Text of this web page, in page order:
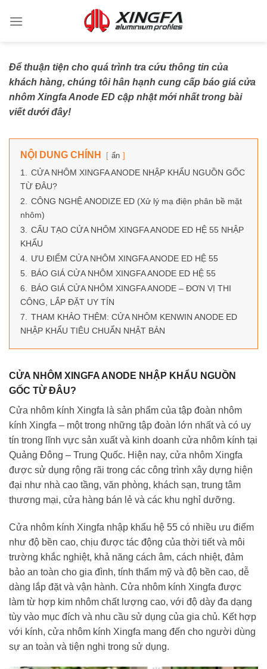
Để thuận tiện cho quá trình tra cứu thông tin của
khách hàng, chúng tôi hân hạnh cung cấp báo giá cửa
nhôm Xingfa Anode ED cập nhật mới nhất trong bài
viết dưới đây!
NỘI DUNG CHÍNH ẩn
1.
CỬA NHÔM XINGFA ANODE NHẬP KHẨU NGUỒN GỐC
TỪ ĐÂU?
2.
CÔNG NGHỆ ANODIZE ED (Xử lý mạ điện phân bề mặt
nhôm)
3.
CẤU TẠO CỬA NHÔM XINGFA ANODE ED HỆ 55 NHẬP
KHẨU
4.
ƯU ĐIỂM CỬA NHÔM XINGFA ANODE ED HỆ 55
5.
BÁO GIÁ CỬA NHÔM XINGFA ANODE ED HỆ 55
6.
BÁO GIÁ CỬA NHÔM XINGFA ANODE – ĐƠN VỊ THI
CÔNG, LẮP ĐẶT UY TÍN
7.
THAM KHẢO THÊM: CỬA NHÔM KENWIN ANODE ED
NHẬP KHẨU TIÊU CHUẨN NHẬT BẢN
CỬA NHÔM XINGFA ANODE NHẬP KHẨU NGUỒN
GỐC TỪ ĐÂU?
Cửa nhôm kính Xingfa là sản phẩm của tập đoàn nhôm
kính Xingfa – một trong những tập đoàn lớn nhất và có uy
tín trong lĩnh vực sản xuất và kinh doanh cửa nhôm kính tại
Quảng Đông – Trung Quốc. Hiện nay, cửa nhôm Xingfa
được sử dụng rộng rãi trong các công trình xây dựng hiện
đại như nhà cao tầng, văn phòng, khách sạn, trung tâm
thương mại, cửa hàng bán lẻ và các khu nghỉ dưỡng.
Cửa nhôm kính Xingfa nhập khẩu hệ 55 có nhiều ưu điểm
như độ bền cao, chịu được tác động của thời tiết và môi
trường khắc nghiệt, khả năng cách âm, cách nhiệt, đảm
bảo an toàn cho gia đình, tính thẩm mỹ và độ bền cao, dễ
dàng lắp đặt và vận hành. Cửa nhôm kính Xingfa được
làm từ hợp kim nhôm chất lượng cao, với độ dày đa dạng
tùy vào mục đích và nhu cầu sử dụng của gia chủ. Kết hợp
với kính, cửa nhôm kính Xingfa mang đến cho người dùng
sự an toàn và tiện nghi trong sử dụng.